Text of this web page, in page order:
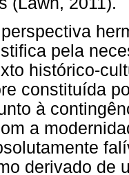
pela
histórico-
constituída
à
a
derivado de